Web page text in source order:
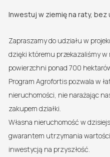
Inwestuj w ziemię na raty, bez
Zapraszamy do udziału w
dzięki któremu przekazaliśmy
powierzchni ponad 700
Program Agrofortis pozwala w
nieruchomości, nie narażając
zakupem działki.
Własna nieruchomość w
gwarantem utrzymania
inwestycją na przyszłość.